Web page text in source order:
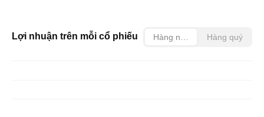
Lợi nhuận trên mỗi cổ phiếu Hàng năm Hàng quý